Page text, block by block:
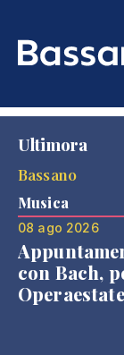
Ultimora
Bassano
Musica
08 ago 2026
con Bach,
Operaestate